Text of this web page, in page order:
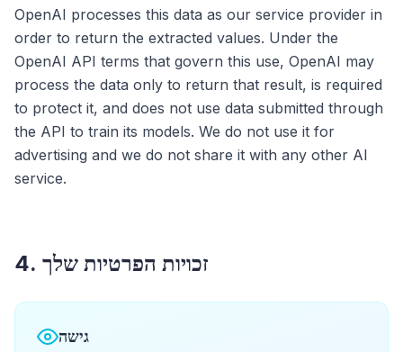
OpenAI processes this data as our service provider in
order to return the extracted values. Under the
OpenAI API terms that govern this use, OpenAI may
process the data only to return that result, is required
to protect it, and does not use data submitted through
the API to train its models. We do not use it for
advertising and we do not share it with any other AI
service.
4. זכויות הפרטיות שלך
גישה